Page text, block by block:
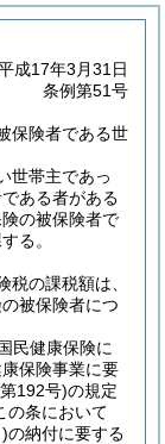
成17年3月31日
条例第51号
保険者である世
世帯主であっ
ある者がある
の被保険者で
る。
の課税額は、
被保険者につ
民健康保険に
保険事業に要
192号)の規定
の条において
の納付に要する